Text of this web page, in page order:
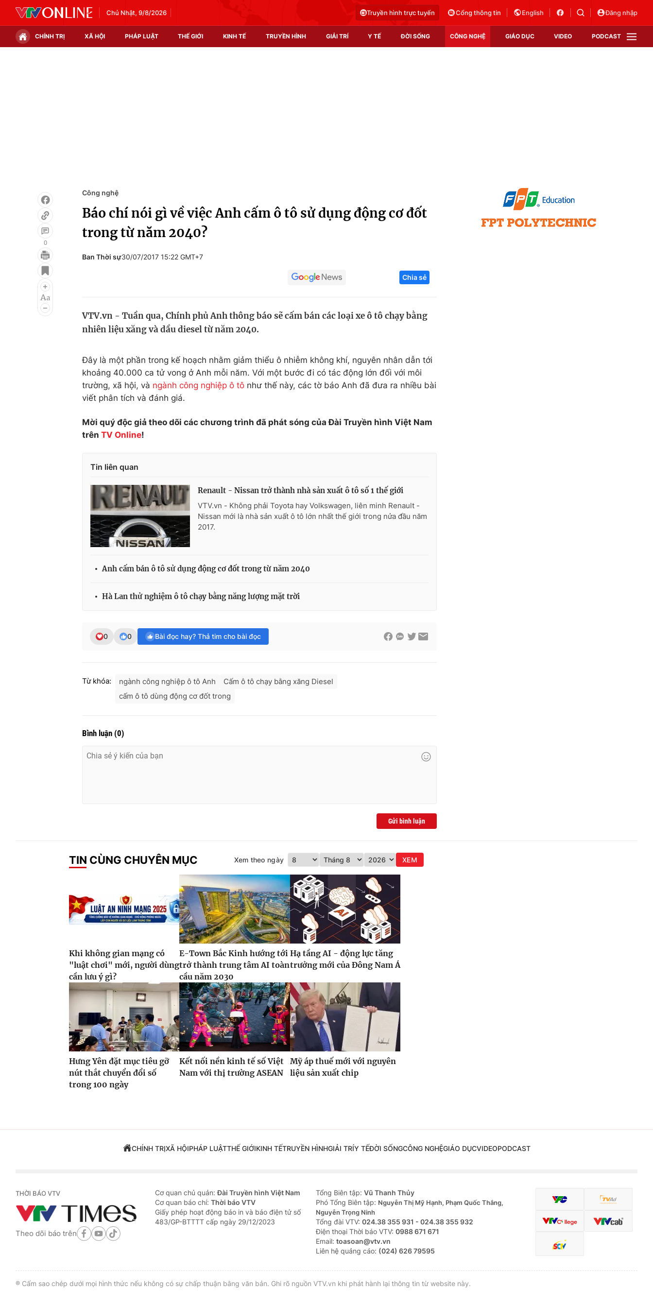
Chủ Nhật, 9/8/2026 Truyền hình trực tuyến Cổng thông tin English Đăng nhập
CHÍNH TRỊ XÃ HỘI PHÁP LUẬT THẾ GIỚI KINH TẾ TRUYỀN HÌNH GIẢI TRÍ Y TẾ ĐỜI SỐNG CÔNG NGHỆ GIÁO DỤC VIDEO PODCAST
Infographic
Điện ảnh
Âm nhạc
Chất lượng cuộc sống
Tuyển sinh
Hitech Công nghệ tương lai
Thị trường
Giao lưu trực tuyến
0
Công nghệ
Báo chí nói gì về việc Anh cấm ô tô sử dụng động cơ đốt
trong từ năm 2040?
Ban Thời sự30/07/2017 15:22 GMT+7
Chia sẻ
VTV.vn - Tuần qua, Chính phủ Anh thông báo sẽ cấm bán các loại xe ô tô chạy bằng
nhiên liệu xăng và dầu diesel từ năm 2040.
Đây là một phần trong kế hoạch nhằm giảm thiểu ô nhiễm không khí, nguyên nhân dẫn tới
khoảng 40.000 ca tử vong ở Anh mỗi năm. Với một bước đi có tác động lớn đối với môi
trường, xã hội, và ngành công nghiệp ô tô như thế này, các tờ báo Anh đã đưa ra nhiều bài
viết phân tích và đánh giá.
Mời quý độc giả theo dõi các chương trình đã phát sóng của Đài Truyền hình Việt Nam
trên TV Online!
Tin liên quan
Renault - Nissan trở thành nhà sản xuất ô tô số 1 thế giới
VTV.vn - Không phải Toyota hay Volkswagen, liên minh Renault -
Nissan mới là nhà sản xuất ô tô lớn nhất thế giới trong nửa đầu năm
2017.
Anh cấm bán ô tô sử dụng động cơ đốt trong từ năm 2040
Hà Lan thử nghiệm ô tô chạy bằng năng lượng mặt trời
0 0 Bài đọc hay? Thả tim cho bài đọc
Từ khóa: ngành công nghiệp ô tô Anh
Cấm ô tô chạy bằng xăng Diesel
cấm ô tô dùng động cơ đốt trong
Bình luận (0)
Gửi bình luận
TIN CÙNG CHUYÊN MỤC Xem theo ngày XEM
Khi không gian mạng có
"luật chơi" mới, người dùng
cần lưu ý gì?
E-Town Bắc Kinh hướng tới
trở thành trung tâm AI toàn
cầu năm 2030
Hạ tầng AI - động lực tăng
trưởng mới của Đông Nam Á
Hưng Yên đặt mục tiêu gỡ
nút thắt chuyển đổi số
trong 100 ngày
Kết nối nền kinh tế số Việt
Nam với thị trường ASEAN
Mỹ áp thuế mới với nguyên
liệu sản xuất chip
CHÍNH TRỊXÃ HỘIPHÁP LUẬTTHẾ GIỚIKINH TẾTRUYỀN HÌNHGIẢI TRÍY TẾĐỜI SỐNGCÔNG NGHỆGIÁO DỤCVIDEOPODCAST
THỜI BÁO VTV
Theo dõi báo trên
Cơ quan chủ quản:Đài Truyền hình Việt Nam
Cơ quan báo chí: Thời báo VTV
Giấy phép hoạt động báo in và báo điện tử số
483/GP-BTTTT cấp ngày 29/12/2023
Tổng Biên tập: Vũ Thanh Thủy
Phó Tổng Biên tập: Nguyễn Thị Mỹ Hạnh, Phạm Quốc Thắng,
Nguyễn Trọng Ninh
Tổng đài VTV: 024.38 355 931 - 024.38 355 932
Ðiện thoại Thời báo VTV: 0988 671 671
Email: toasoan@vtv.vn
Liên hệ quảng cáo: (024) 626 79595
® Cấm sao chép dưới mọi hình thức nếu không có sự chấp thuận bằng văn bản. Ghi rõ nguồn VTV.vn khi phát hành lại thông tin từ website này.